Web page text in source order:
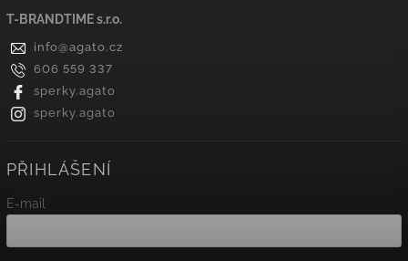
T-BRANDTIME s.r.o.
info@agato.cz
606 559 337
sperky.agato
sperky.agato
PŘIHLÁŠENÍ
E-mail